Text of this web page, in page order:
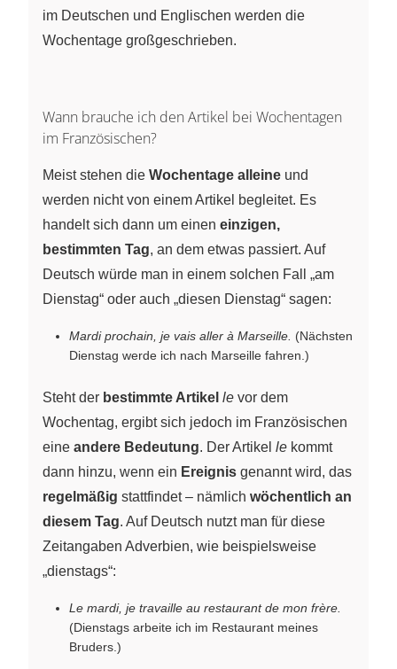
im Deutschen und Englischen werden die
Wochentage großgeschrieben.
Wann brauche ich den Artikel bei Wochentagen
im Französischen?
Meist stehen die Wochentage alleine und
werden nicht von einem Artikel begleitet. Es
handelt sich dann um einen einzigen,
bestimmten Tag, an dem etwas passiert. Auf
Deutsch würde man in einem solchen Fall „am
Dienstag“ oder auch „diesen Dienstag“ sagen:
Mardi prochain, je vais aller à Marseille. (Nächsten
Dienstag werde ich nach Marseille fahren.)
Steht der bestimmte Artikel le vor dem
Wochentag, ergibt sich jedoch im Französischen
eine andere Bedeutung. Der Artikel le kommt
dann hinzu, wenn ein Ereignis genannt wird, das
regelmäßig stattfindet – nämlich wöchentlich an
diesem Tag. Auf Deutsch nutzt man für diese
Zeitangaben Adverbien, wie beispielsweise
„dienstags“:
Le mardi, je travaille au restaurant de mon frère.
(Dienstags arbeite ich im Restaurant meines
Bruders.)